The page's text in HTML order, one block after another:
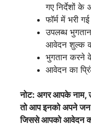
गए निर्देशों के
फॉर्म में भरी
उपलब्ध
आवेदन शुल्क
भुगतान करने
आवेदन का
नोट: अगर आपके नाम,
तो आप इनको अपने जन
जिससे आपको आवेदन